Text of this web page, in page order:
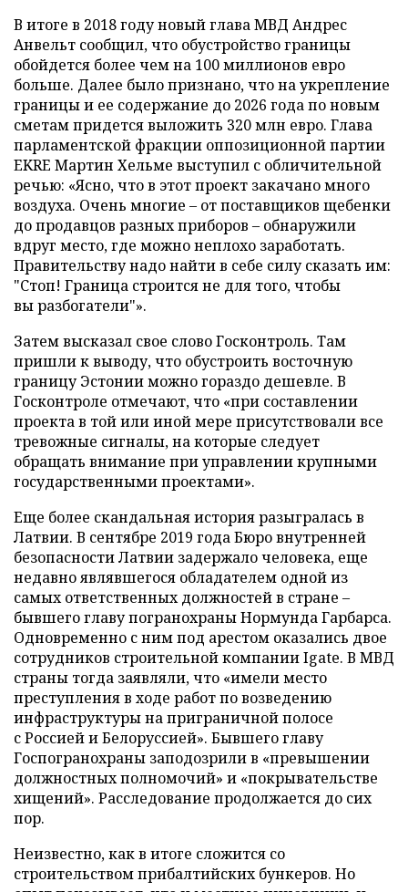
В итоге в 2018 году новый глава МВД Андрес
Анвельт сообщил, что обустройство границы
обойдется более чем на 100 миллионов евро
больше. Далее было признано, что на укрепление
границы и ее содержание до 2026 года по новым
сметам придется выложить 320 млн евро. Глава
парламентской фракции оппозиционной партии
EKRE Мартин Хельме выступил с обличительной
речью: «Ясно, что в этот проект закачано много
воздуха. Очень многие – от поставщиков щебенки
до продавцов разных приборов – обнаружили
вдруг место, где можно неплохо заработать.
Правительству надо найти в себе силу сказать им:
"Стоп! Граница строится не для того, чтобы
вы разбогатели"».
Затем высказал свое слово Госконтроль. Там
пришли к выводу, что обустроить восточную
границу Эстонии можно гораздо дешевле. В
Госконтроле отмечают, что «при составлении
проекта в той или иной мере присутствовали все
тревожные сигналы, на которые следует
обращать внимание при управлении крупными
государственными проектами».
Еще более скандальная история разыгралась в
Латвии. В сентябре 2019 года Бюро внутренней
безопасности Латвии задержало человека, еще
недавно являвшегося обладателем одной из
самых ответственных должностей в стране –
бывшего главу погранохраны Нормунда Гарбарса.
Одновременно с ним под арестом оказались двое
сотрудников строительной компании Igate. В МВД
страны тогда заявляли, что «имели место
преступления в ходе работ по возведению
инфраструктуры на приграничной полосе
с Россией и Белоруссией». Бывшего главу
Госпогранохраны заподозрили в «превышении
должностных полномочий» и «покрывательстве
хищений». Расследование продолжается до сих
пор.
Неизвестно, как в итоге сложится со
строительством прибалтийских бункеров. Но